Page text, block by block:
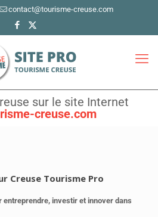
contact@tourisme-creuse.com
sur le site Internet
creuse.com
Creuse Tourisme Pro
entreprendre, investir et innover dans